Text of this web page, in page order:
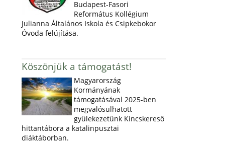
Budapest-Fasori
Református Kollégium
Julianna Általános Iskola és Csipkebokor
Óvoda felújítása.
Köszönjük a támogatást!
Magyarország
Kormányának
támogatásával 2025-ben
megvalósulhatott
gyülekezetünk Kincskereső
hittantábora a katalinpusztai
diáktáborban.